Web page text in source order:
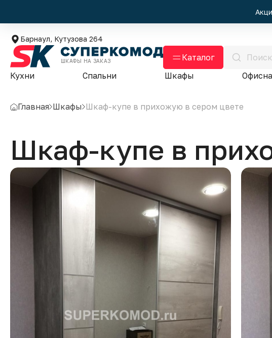
Барнаул, Кутузова 264
ШКАФЫ НА ЗАКАЗ Каталог
Кухни
Спальни Шкафы
Главная Шкафы Шкаф-купе в прихожую в сером цвете
Шкаф-купе в